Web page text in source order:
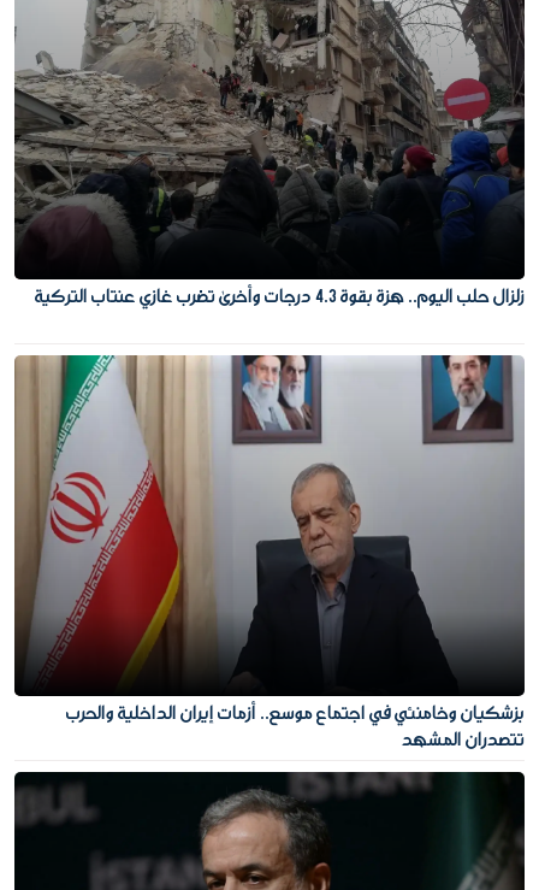
زلزال حلب اليوم.. هزة بقوة 4.3 درجات وأخرى تضرب غازي عنتاب التركية
بزشكيان وخامنئي في اجتماع موسع.. أزمات إيران الداخلية والحرب
تتصدران المشهد